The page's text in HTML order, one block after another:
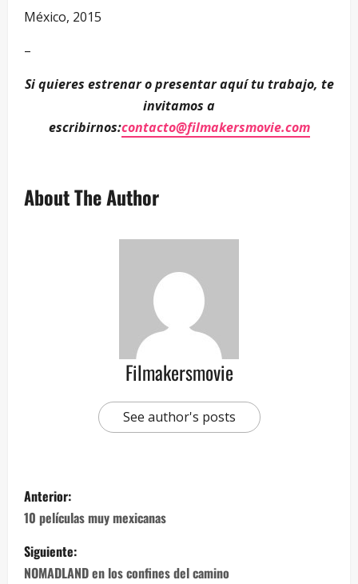
México, 2015
–
Si quieres estrenar o presentar aquí tu trabajo, te
invitamos a
escribirnos:contacto@filmakersmovie.com
About The Author
Filmakersmovie
See author's posts
Anterior:
10 películas muy mexicanas
Siguiente:
NOMADLAND en los confines del camino